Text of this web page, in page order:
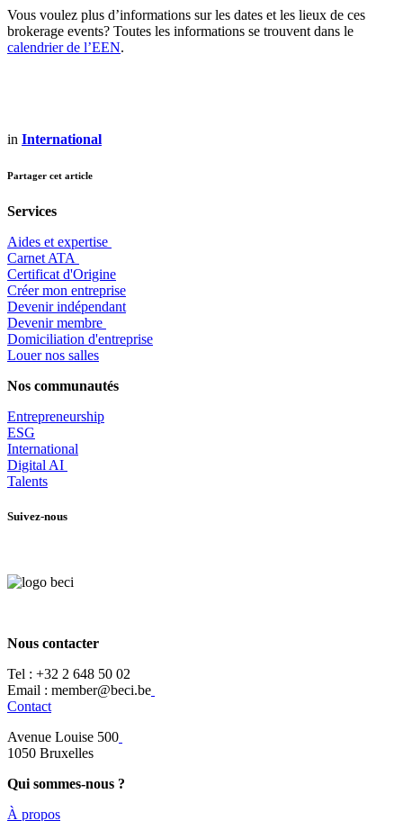
Vous voulez plus d’informations sur les dates et les lieux de ces
brokerage events? Toutes les informations se trouvent dans le
calendrier de l’EEN.
in International
Partager cet article
Services
Aides et expertise
​Carnet ATA
Certificat d'Origine
Créer mon entreprise
Devenir indépendant
Devenir membre
​Domiciliation d'entreprise
Louer nos salles
Nos communautés
Entrepreneurship
ESG
International
Digital AI
Talents
Suivez-nous
Nous contacter
Tel : +32 2 648 50 02​
​​Email : member@beci.be
Contact
Avenue Louise 500
​1050 Bruxelles
Qui sommes-nous ?
À propos